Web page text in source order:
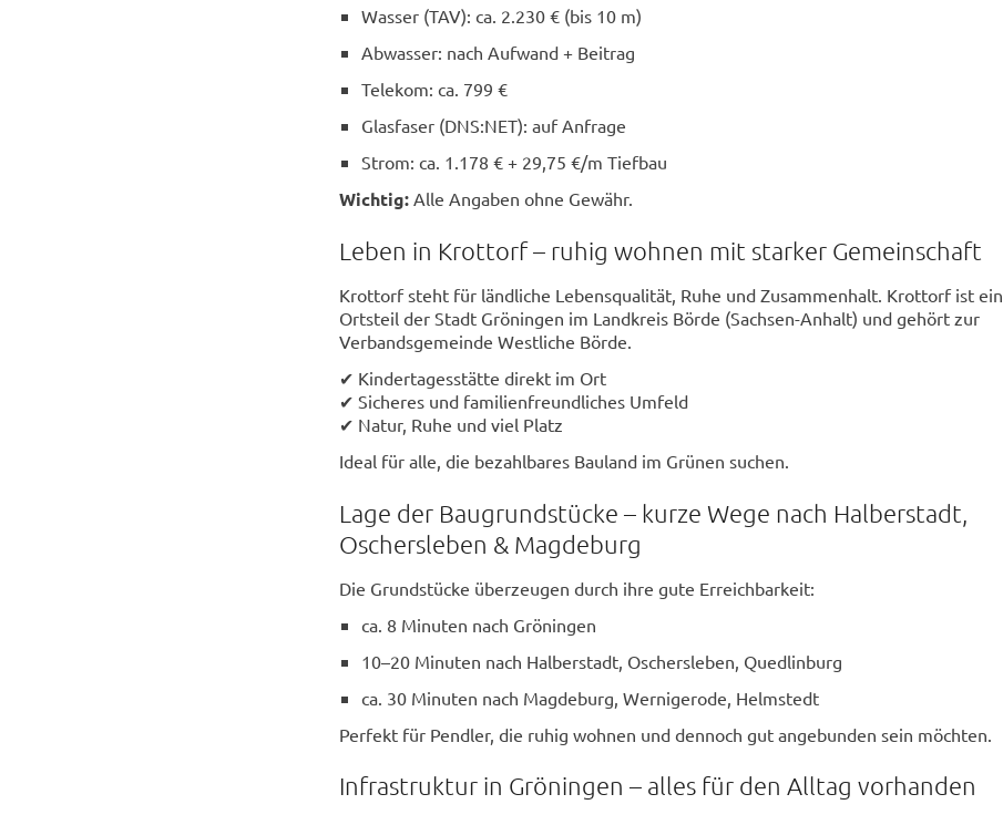
Wasser (TAV): ca. 2.230 € (bis 10 m)
Abwasser: nach Aufwand + Beitrag
Telekom: ca. 799 €
Glasfaser (DNS:NET): auf Anfrage
Strom: ca. 1.178 € + 29,75 €/m Tiefbau
Wichtig: Alle Angaben ohne Gewähr.
Leben in Krottorf – ruhig wohnen mit starker Gemeinschaft
Krottorf steht für ländliche Lebensqualität, Ruhe und Zusammenhalt. Krottorf ist ein
Ortsteil der Stadt Gröningen im Landkreis Börde (Sachsen-Anhalt) und gehört zur
Verbandsgemeinde Westliche Börde.
✔ Kindertagesstätte direkt im Ort
✔ Sicheres und familienfreundliches Umfeld
✔ Natur, Ruhe und viel Platz
Ideal für alle, die bezahlbares Bauland im Grünen suchen.
Lage der Baugrundstücke – kurze Wege nach Halberstadt,
Oschersleben & Magdeburg
Die Grundstücke überzeugen durch ihre gute Erreichbarkeit:
ca. 8 Minuten nach Gröningen
10–20 Minuten nach Halberstadt, Oschersleben, Quedlinburg
ca. 30 Minuten nach Magdeburg, Wernigerode, Helmstedt
Perfekt für Pendler, die ruhig wohnen und dennoch gut angebunden sein möchten.
Infrastruktur in Gröningen – alles für den Alltag vorhanden